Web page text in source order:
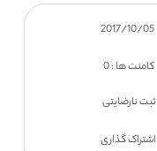
2017/10/05
کامنت ها : 0
ثبت نارضایتی
اشتراک گذاری